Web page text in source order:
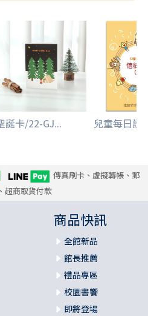
誕卡/22-GJ... 兒童每日讀
傳真刷卡、虛擬轉帳、郵
超商取貨付款
商品快訊
全館新品
館長推薦
禮品專區
校園書饗
即將登場